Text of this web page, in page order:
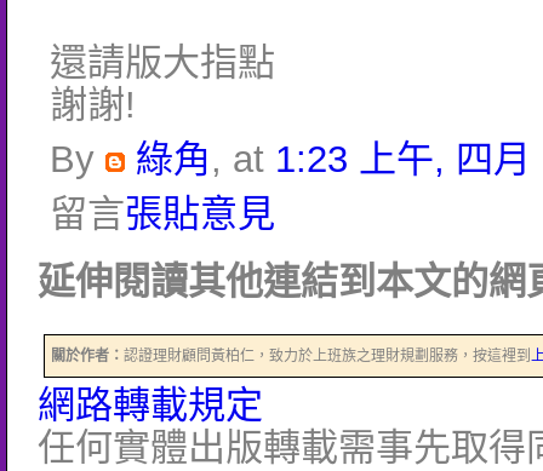
還請版大指點
謝謝!
By
綠角 , at 1:23 上午, 四月
留言張貼意見
延伸閱讀其他連結到本文的網
關於作者： 認證理財顧問黃柏仁，致力於上班族之理財規劃服務，按這裡到
網路轉載規定
任何實體出版轉載需事先取得